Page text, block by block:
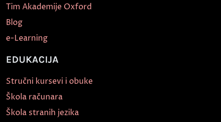
Tim Akademije Oxford
Blog
e-Learning
EDUKACIJA
Stručni kursevi i obuke
Škola računara
Škola stranih jezika